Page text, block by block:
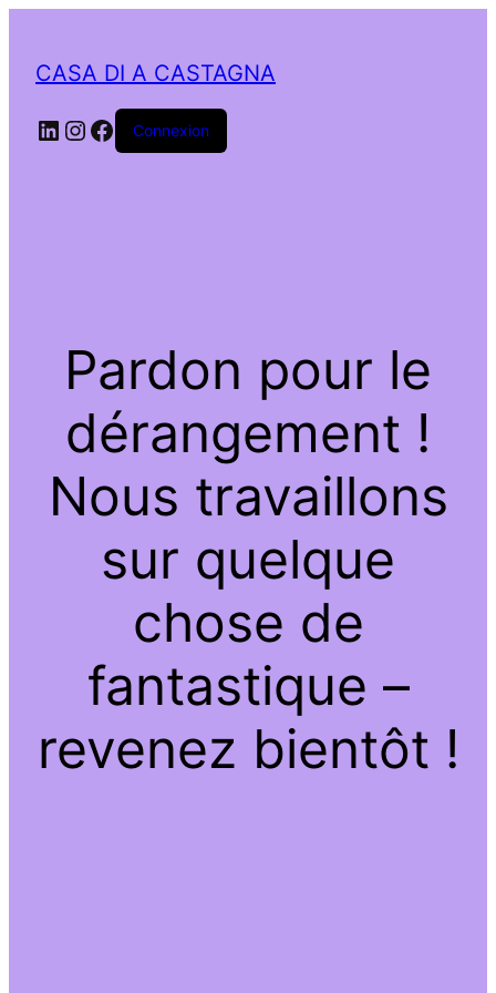
CASA DI A CASTAGNA
LinkedIn
Instagram
Facebook
Connexion
Pardon pour le
dérangement !
Nous travaillons
sur quelque
chose de
fantastique –
revenez bientôt !